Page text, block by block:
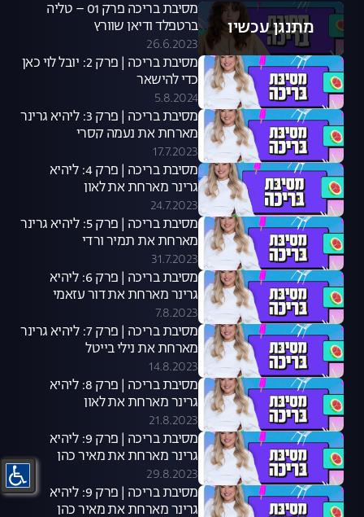
מתנגן עכשיו
מסיבת בריכה פרק 01 – טליה
ברטפלד ודיאן שוורץ
26.6.2023
מסיבת בריכה | פרק 2: יובל לוי כאן
כדי להישאר
5.8.2024
מסיבת בריכה | פרק 3: ליהיא גרינר
מארחת את נעמה קסרי
17.7.2023
מסיבת בריכה | פרק 4: ליהיא
גרינר מארחת את לאון
שניידרובסקי
24.7.2023
מסיבת בריכה | פרק 5: ליהיא גרינר
מארחת את תמיר ורדי
31.7.2023
מסיבת בריכה | פרק 6: ליהיא
גרינר מארחת את דור עזאמי
7.8.2023
מסיבת בריכה | פרק 7: ליהיא גרינר
מארחת את נילי בייטל
14.8.2023
מסיבת בריכה | פרק 8: ליהיא
גרינר מארחת את לאון
שניידרובסקי
21.8.2023
מסיבת בריכה | פרק 9: ליהיא
גרינר מארחת את מאיר כהן
29.8.2023
מסיבת בריכה | פרק 9: ליהיא
גרינר מארחת את מאיר כהן